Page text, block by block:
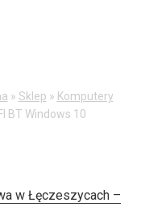
» Sklep » Komputery
BT Windows 10
w Łęczeszycach –